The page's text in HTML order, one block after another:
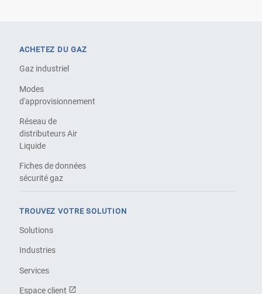
ACHETEZ DU GAZ
Gaz industriel
Modes
d'approvisionnement
Réseau de
distributeurs Air
Liquide
Fiches de données
sécurité gaz
TROUVEZ VOTRE SOLUTION
Solutions
Industries
Services
Espace client